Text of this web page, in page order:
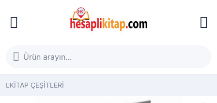
KİTAP ÇEŞİTLERİ